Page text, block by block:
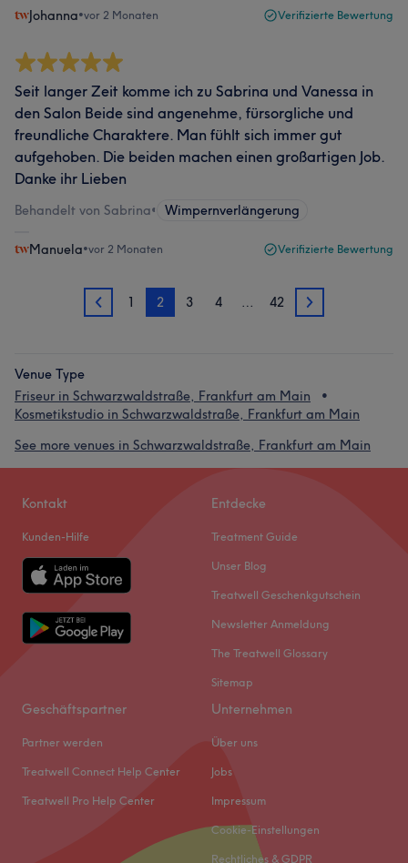
Johanna•vor 2 Monaten Verifizierte Bewertung
Seit langer Zeit komme ich zu Sabrina und Vanessa in
den Salon Beide sind angenehme, fürsorgliche und
freundliche Charaktere. Man fühlt sich immer gut
aufgehoben. Die beiden machen einen großartigen Job.
Danke ihr Lieben
Behandelt von Sabrina• Wimpernverlängerung
Manuela•vor 2 Monaten Verifizierte Bewertung
1 1 2 3 4 … 42 3
Venue Type
Friseur in Schwarzwaldstraße, Frankfurt am Main
Kosmetikstudio in Schwarzwaldstraße, Frankfurt am Main
See more venues in Schwarzwaldstraße, Frankfurt am Main
Kontakt
Kunden-Hilfe
Entdecke
Treatment Guide
Unser Blog
Treatwell Geschenkgutschein
Newsletter Anmeldung
The Treatwell Glossary
Sitemap
Geschäftspartner
Partner werden
Treatwell Connect Help Center
Treatwell Pro Help Center
Unternehmen
Über uns
Jobs
Impressum
Cookie-Einstellungen
Rechtliches & GDPR